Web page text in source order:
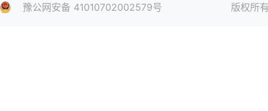
豫公网安备 41010702002579号 版权所